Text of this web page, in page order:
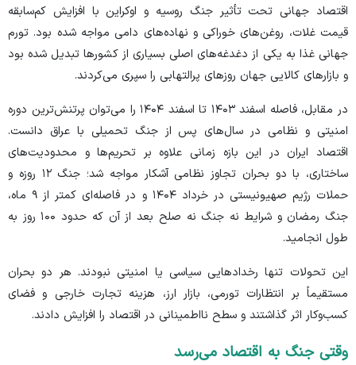
اقتصاد جهانی تحت تأثیر جنگ روسیه و اوکراین با افزایش کم‌سابقه
قیمت غلات، روغن‌های خوراکی و نهاده‌های دامی مواجه شده بود. تورم
جهانی غذا به یکی از دغدغه‌های اصلی بسیاری از کشور‌ها تبدیل شده بود
و بازار‌های کالایی جهان روز‌های پرالتهابی را سپری می‌کردند.
در مقابل، فاصله اسفند ۱۴۰۳ تا اسفند ۱۴۰۴ را می‌توان پرتنش‌ترین دوره‌
امنیتی و نظامی در سال‌های پس از جنگ تحمیلی با عراق دانست.
اقتصاد ایران در این بازه زمانی علاوه بر تحریم‌ها و محدودیت‌های
ساختاری، با دو بحران تجاوز نظامی آشکار مواجه شد؛ جنگ ۱۲ روزه و
حملات رژیم صهیونیستی در خرداد ۱۴۰۴ و در فاصله‌ای کمتر از ۹ ماه،
جنگ رمضان و شرایط نه جنگ نه صلح بعد از آن که حدود ۱۰۰ روز به
طول انجامید.
این تحولات تنها رخداد‌هایی سیاسی یا امنیتی نبودند. هر دو بحران
مستقیماً بر انتظارات تورمی، بازار ارز، هزینه تجارت خارجی و فضای
کسب‌وکار اثر گذاشتند و سطح نااطمینانی در اقتصاد را افزایش دادند.
وقتی جنگ به اقتصاد می‌رسد